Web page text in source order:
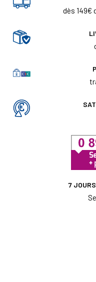
dès 149€
7